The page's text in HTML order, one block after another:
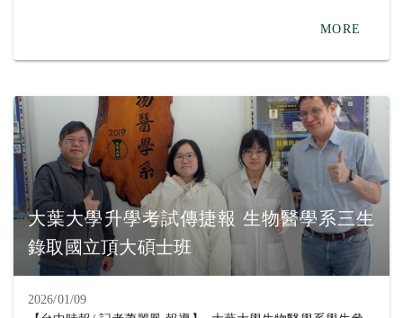
研究所。她的專題「NRN1基因促進肺腺癌細胞惡化」研究發
以生物科技為核心，培育學生在生物醫學領域的專業能力與研
究實力。學生們參與實驗室專題研究，發展自我潛力，並以多
元實習與課程訓練為基礎，因此能在研究所考試脫穎而出。
戴庭誼同學在蔡孟?老師指導下，同時錄取國立成功大學口腔
學臨床醫學研究所。 畢業於南投高中的周巧閔同學回顧學習
歷程時表示，大一從班導師劉淑瑛老師口中得知彰化基督教醫
院的實習機會，她本身對生物領域很感興趣，因此報名參加，
連續三個暑假都在血液腫瘤醫學研究室實驗，不但了解到醫學
中心的研究運作，更幫助她確立攻讀碩士班的目標。彰基實習
的經驗與劉淑瑛老師指導她做天然藥物對血癌細胞影響的專題
成果，都讓她在研究所考試受到肯定，她期望自己未來能將大
數據分析應用於臨床醫學研究，提升生物醫學領域的研究深
度。 同時錄取五個國立大學碩士班的盧又嘉同學，畢業於高
師的微生物基因體暨合成生物學實驗室後，她選擇跟生活有關
MORE
大葉大學升學考試傳捷報 生物醫學系三生
錄取國立頂大碩士班
2026/01/09